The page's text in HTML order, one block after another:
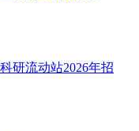
研流动站2026年招